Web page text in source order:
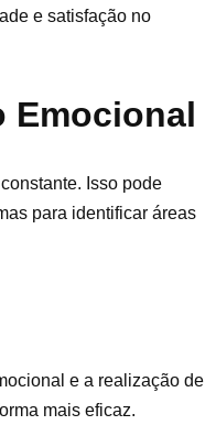
e satisfação no
Emocional
Isso pode
para identificar áreas
e a realização de
mais eficaz.